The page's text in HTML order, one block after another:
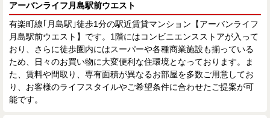
アーバンライフ月島駅前ウエスト
有楽町線｢月島駅｣徒歩1分の駅近賃貸マンション【アーバンライフ
月島駅前ウエスト】です。1階にはコンビニエンスストアが入って
おり、さらに徒歩圏内にはスーパーや各種商業施設も揃っている
ため、日々のお買い物に大変便利な住環境となっております。ま
た、賃料や間取り、専有面積が異なるお部屋を多数ご用意してお
り、お客様のライフスタイルやご希望条件に合わせたご提案が可
能です。